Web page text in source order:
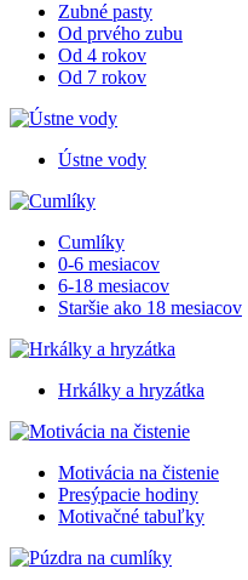
Zubné pasty
Od prvého zubu
Od 4 rokov
Od 7 rokov
Ústne vody
Cumlíky
0-6 mesiacov
6-18 mesiacov
Staršie ako 18 mesiacov
Hrkálky a hryzátka
Motivácia na čistenie
Presýpacie hodiny
Motivačné tabuľky